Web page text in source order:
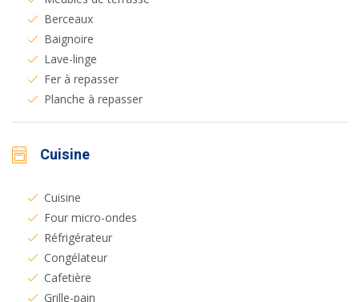
Berceaux
Baignoire
Lave-linge
Fer à repasser
Planche à repasser
Cuisine
Cuisine
Four micro-ondes
Réfrigérateur
Congélateur
Cafetière
Grille-pain